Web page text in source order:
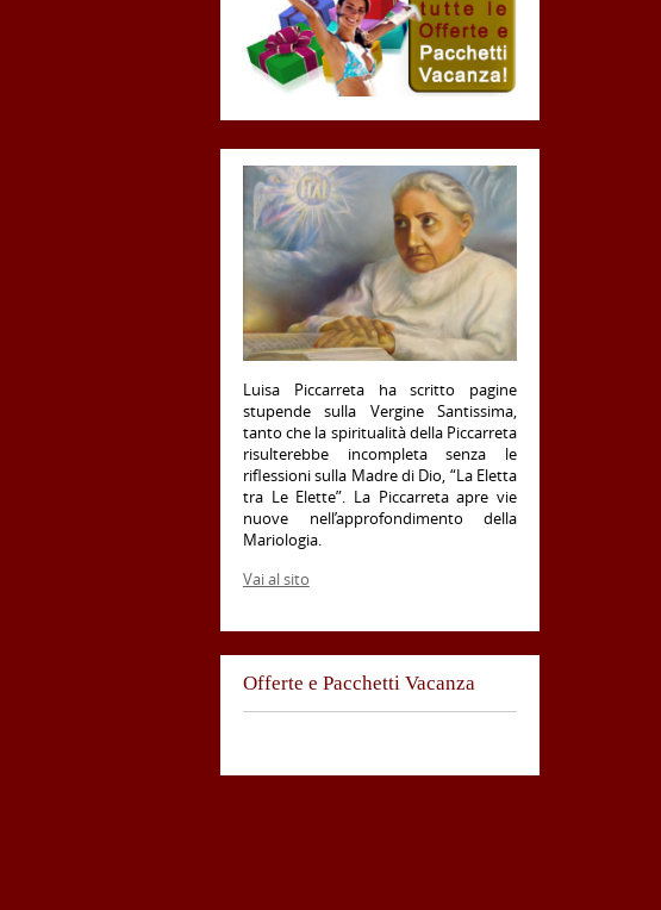
Luisa Piccarreta ha scritto pagine
stupende sulla Vergine Santissima,
tanto che la spiritualità della Piccarreta
risulterebbe incompleta senza le
riflessioni sulla Madre di Dio, “La Eletta
tra Le Elette”. La Piccarreta apre vie
nuove nell’approfondimento della
Mariologia.
Vai al sito
Offerte e Pacchetti Vacanza